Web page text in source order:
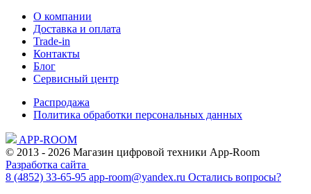
О компании
Доставка и оплата
Trade-in
Контакты
Блог
Сервисный центр
Распродажа
Политика обработки персональных данных
APP-ROOM
© 2013 - 2026 Магазин цифровой техники App-Room
Разработка сайта
8 (4852) 33-65-95 app-room@yandex.ru Остались вопросы?